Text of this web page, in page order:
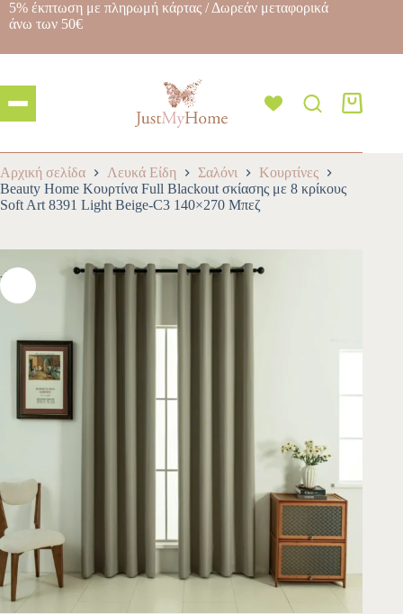
5% έκπτωση με πληρωμή κάρτας / Δωρεάν μεταφορικά
άνω των 50€
Αρχική σελίδα Λευκά Είδη Σαλόνι
Κουρτίνες
Beauty Home Κουρτίνα Full Blackout σκίασης με 8 κρίκους
Soft Art 8391 Light Beige-C3 140×270 Μπεζ
-10%